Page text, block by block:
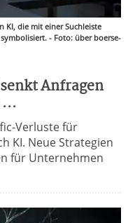
KI, die mit einer Suchleiste
- Foto: über boerse-
Anfragen
Verluste für
KI. Neue Strategien
für Unternehmen